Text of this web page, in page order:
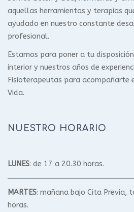
aquellas herramientas y terapias
ayudado en nuestro constante
profesional.
Estamos para poner a tu
interior y nuestros años de
Fisioterapeutas para acompañarte
Vida.
NUESTRO HORARIO
LUNES: de 17 a 20.30 horas.
MARTES: mañana bajo Cita Previa,
horas.